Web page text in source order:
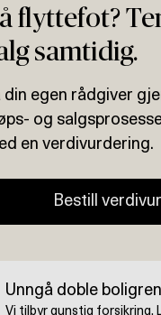
flyttefot?
samtidig.
din egen rådgiver
og
en verdivurdering.
Bestill
Unngå doble
Vi tilbyr gunstig forsikring.